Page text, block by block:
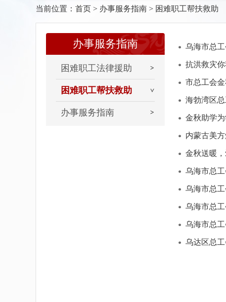
当前位置： 首页 > 办事服务指南 > 困难职工帮扶救助
办事服务指南
困难职工法律援助
困难职工帮扶救助
办事服务指南
乌海市总
抗洪救灾
市总工会
海勃湾区
金秋助学
内蒙古美
金秋送暖
乌海市总
乌海市总
乌海市总
乌海市总
乌达区总